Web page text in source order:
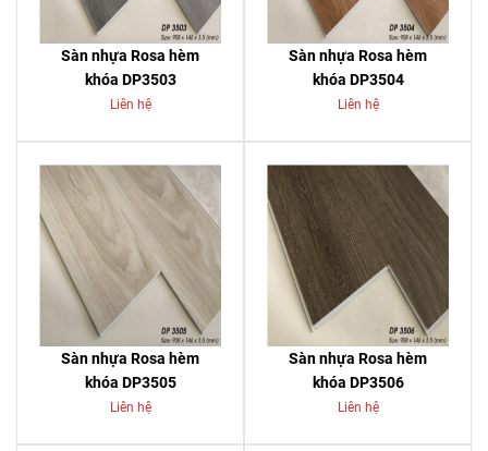
Sàn nhựa Rosa hèm
khóa DP3503
Liên hệ
Sàn nhựa Rosa hèm
khóa DP3504
Liên hệ
Sàn nhựa Rosa hèm
khóa DP3505
Liên hệ
Sàn nhựa Rosa hèm
khóa DP3506
Liên hệ